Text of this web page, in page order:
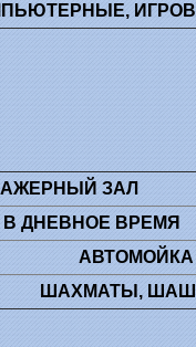
ЗАЛ
ДНЕВНОЕ ВРЕМЯ
ШАХМАТЫ,